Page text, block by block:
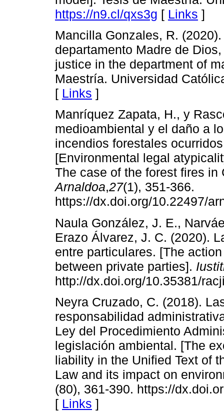
https://n9.cl/qxs3g [ Links ]
Mancilla Gonzales, R.
departamento Madre de
justice in the department of
Maestría. Universidad
[ Links ]
Manríquez Zapata, H., y
medioambiental y el daño a
incendios forestales
[Environmental legal
The case of the forest fires
Arnaldoa,27(1), 351-366.
https://dx.doi.org/10.22497/
Naula González, J. E.,
Erazo Álvarez, J. C. (2020).
entre particulares. [The
between private parties].
http://dx.doi.org/10.35381/
Neyra Cruzado, C. (2018).
responsabilidad
Ley del Procedimiento
legislación ambiental. [The
liability in the Unified Text of
Law and its impact on
(80), 361-390. https://
[ Links ]